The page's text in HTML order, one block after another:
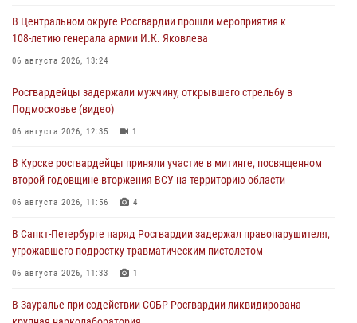
В Центральном округе Росгвардии прошли мероприятия к
108‑летию генерала армии И.К. Яковлева
06 августа 2026, 13:24
Росгвардейцы задержали мужчину, открывшего стрельбу в
Подмосковье (видео)
06 августа 2026, 12:35 1
В Курске росгвардейцы приняли участие в митинге, посвященном
второй годовщине вторжения ВСУ на территорию области
06 августа 2026, 11:56 4
В Санкт-Петербурге наряд Росгвардии задержал правонарушителя,
угрожавшего подростку травматическим пистолетом
06 августа 2026, 11:33 1
В Зауралье при содействии СОБР Росгвардии ликвидирована